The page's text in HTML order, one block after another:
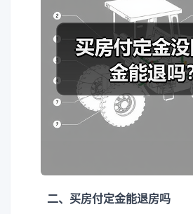
二、买房付定金能退房吗